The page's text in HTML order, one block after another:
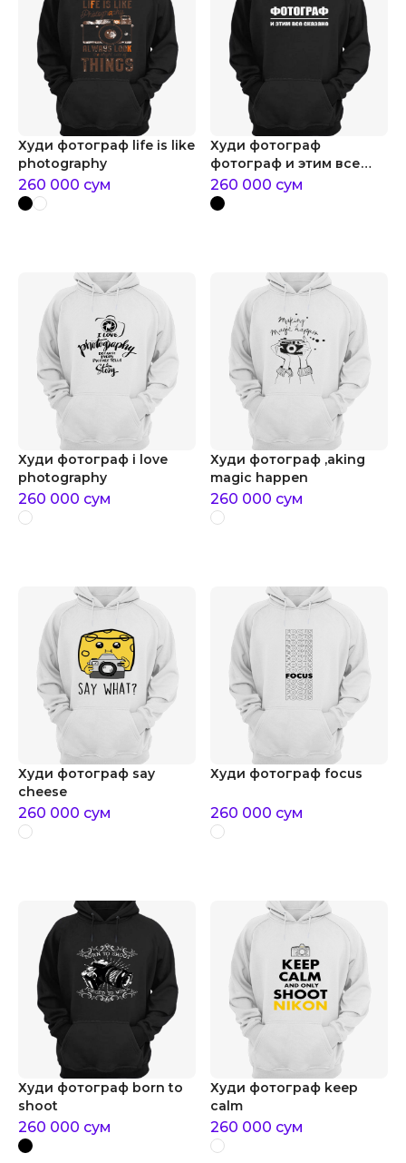
Худи фотограф life is like
photography
260 000 сум
Худи фотограф
фотограф и этим все
сказано
260 000 сум
Худи фотограф i love
photography
260 000 сум
Худи фотограф ,aking
magic happen
260 000 сум
Худи фотограф say
cheese
260 000 сум
Худи фотограф focus
260 000 сум
Худи фотограф born to
shoot
260 000 сум
Худи фотограф keep
calm
260 000 сум